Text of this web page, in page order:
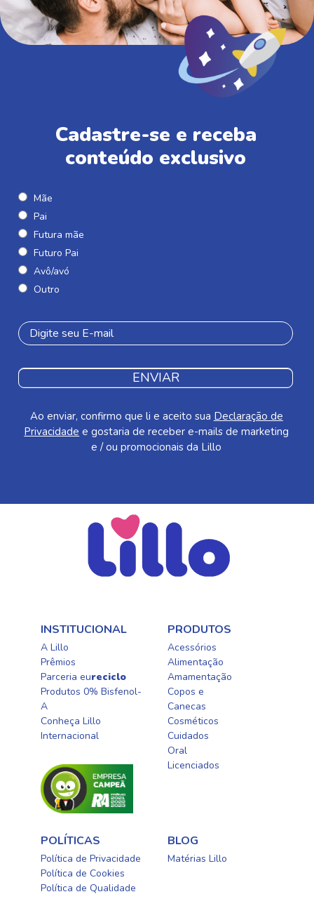
Cadastre-se e receba
conteúdo exclusivo
Mãe
Pai
Futura mãe
Futuro Pai
Avô/avó
Outro
ENVIAR
Ao enviar, confirmo que li e aceito sua Declaração de
Privacidade e gostaria de receber e-mails de marketing
e / ou promocionais da Lillo
INSTITUCIONAL
A Lillo
Prêmios
Parceria eureciclo
Produtos 0% Bisfenol-
A
Conheça Lillo
Internacional
PRODUTOS
Acessórios
Alimentação
Amamentação
Copos e
Canecas
Cosméticos
Cuidados
Oral​
Licenciados​
POLÍTICAS
Política de Privacidade
Política de Cookies
Política de Qualidade
BLOG
Matérias Lillo